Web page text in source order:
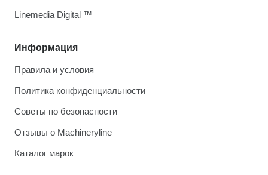
Информация
Правила и условия
Политика конфиденциальности
Советы по безопасности
Отзывы о Machineryline
Каталог марок
Linemedia Digital ™